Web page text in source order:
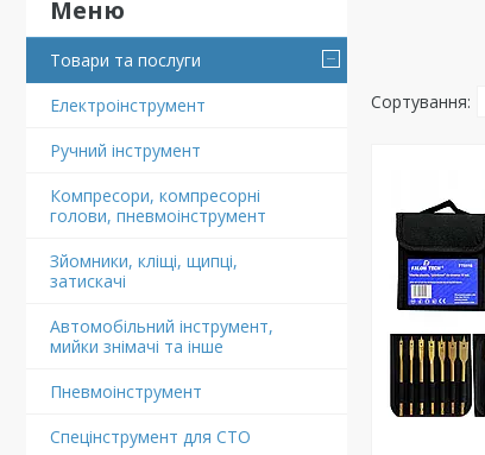
Товари та послуги
Електроінструмент
Ручний інструмент
Компресори, компресорні
голови, пневмоінструмент
Зйомники, кліщі, щипці,
затискачі
Автомобільний інструмент,
мийки знімачі та інше
Пневмоінструмент
Спецінструмент для СТО